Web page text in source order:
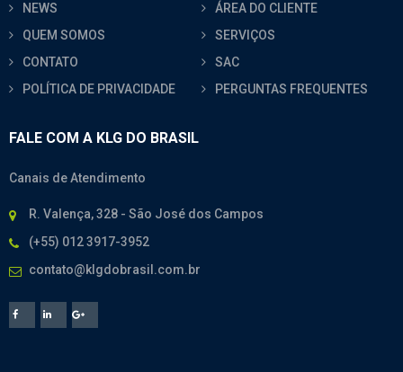
NEWS
ÁREA DO CLIENTE
QUEM SOMOS
SERVIÇOS
CONTATO
SAC
POLÍTICA DE PRIVACIDADE
PERGUNTAS FREQUENTES
FALE COM A KLG DO BRASIL
Canais de Atendimento
R. Valença, 328 - São José dos Campos
(+55) 012 3917-3952
contato@klgdobrasil.com.br